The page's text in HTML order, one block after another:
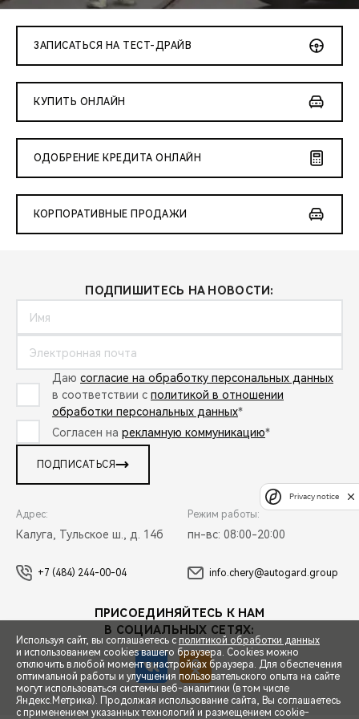
СПЕЦПРЕДЛОЖЕНИЯ
CHERY И СПОРТ
НАШИ МЕРОПРИЯТИЯ
ВИДЕООБЗОРЫ
CHERY ДЛЯ ДЕТЕЙ
ЗАПИСАТЬСЯ НА ТЕСТ-ДРАЙВ
КУПИТЬ ОНЛАЙН
ОДОБРЕНИЕ КРЕДИТА ОНЛАЙН
КОРПОРАТИВНЫЕ ПРОДАЖИ
ПОДПИШИТЕСЬ НА НОВОСТИ:
Даю согласие на обработку персональных данных
в соответствии с политикой в отношении
обработки персональных данных*
Согласен на рекламную коммуникацию*
ПОДПИСАТЬСЯ
Адрес:
Калуга, Тульское ш., д. 14б
Режим работы:
пн-вс: 08:00-20:00
+7 (484) 244-00-04 info.chery@autogard.group
ПРИСОЕДИНЯЙТЕСЬ К НАМ
В СОЦИАЛЬНЫХ СЕТЯХ:
Используя сайт, вы соглашаетесь с политикой обработки данных
и использованием cookies вашего браузера. Cookies можно
отключить в любой момент в настройках браузера. Для обеспечения
оптимальной работы и улучшения пользовательского опыта на сайте
могут использоваться системы веб-аналитики (в том числе
Яндекс.Метрика). Продолжая использование сайта, Вы соглашаетесь
с применением указанных технологий и размещением cookie-
Privacy notice